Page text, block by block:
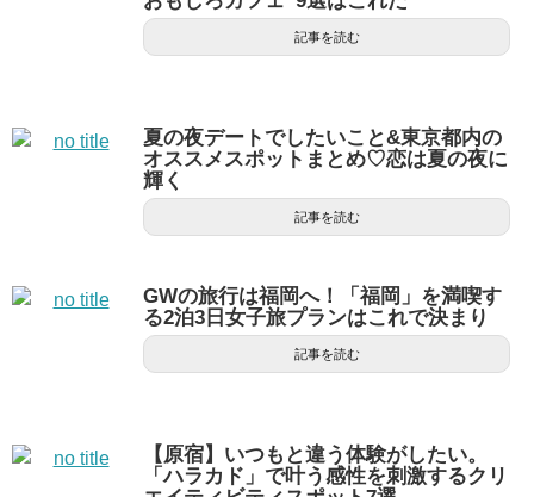
記事を読む
夏の夜デートでしたいこと&東京都内の
オススメスポットまとめ♡恋は夏の夜に
輝く
記事を読む
GWの旅行は福岡へ！「福岡」を満喫す
る2泊3日女子旅プランはこれで決まり
記事を読む
【原宿】いつもと違う体験がしたい。
「ハラカド」で叶う感性を刺激するクリ